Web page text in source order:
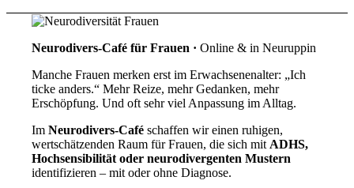
Neurodivers-Café für Frauen ·Online & in Neuruppin
Manche Frauen merken erst im Erwachsenenalter: „Ich
ticke anders.“ Mehr Reize, mehr Gedanken, mehr
Erschöpfung. Und oft sehr viel Anpassung im Alltag.
ImNeurodivers-Café schaffen wir einen ruhigen,
wertschätzenden Raum für Frauen, die sich mit ADHS,
Hochsensibilität oder neurodivergenten Mustern
identifizieren – mit oder ohne Diagnose.